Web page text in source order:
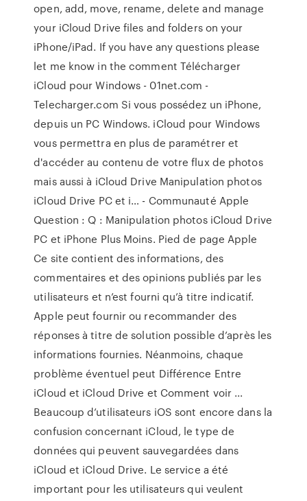
open, add, move, rename, delete and manage
your iCloud Drive files and folders on your
iPhone/iPad. If you have any questions please
let me know in the comment Télécharger
iCloud pour Windows - 01net.com -
Telecharger.com Si vous possédez un iPhone,
depuis un PC Windows. iCloud pour Windows
vous permettra en plus de paramétrer et
d'accéder au contenu de votre flux de photos
mais aussi à iCloud Drive Manipulation photos
iCloud Drive PC et i… - Communauté Apple
Question : Q : Manipulation photos iCloud Drive
PC et iPhone Plus Moins. Pied de page Apple
Ce site contient des informations, des
commentaires et des opinions publiés par les
utilisateurs et n’est fourni qu’à titre indicatif.
Apple peut fournir ou recommander des
réponses à titre de solution possible d’après les
informations fournies. Néanmoins, chaque
problème éventuel peut Différence Entre
iCloud et iCloud Drive et Comment voir ...
Beaucoup d’utilisateurs iOS sont encore dans la
confusion concernant iCloud, le type de
données qui peuvent sauvegardées dans
iCloud et iCloud Drive. Le service a été
important pour les utilisateurs qui veulent